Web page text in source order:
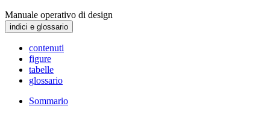
Manuale operativo di design
indici e glossario
contenuti
figure
tabelle
glossario
Sommario